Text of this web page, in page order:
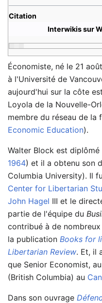
Citation
Interwikis sur
Économiste, né le 21 août
à l'Université de
aujourd'hui sur la côte
Loyola de la Nouvelle-
membre du réseau de la
Economic Education).
Walter Block est
1964) et il a obtenu son
Columbia University). Il
Center for Libertarian
John Hagel III et le
partie de l'équipe du
contribué à de
la publication Books for
Libertarian Review. Et, il
que Senior Economist, au
(British Columbia) au
Dans son ouvrage